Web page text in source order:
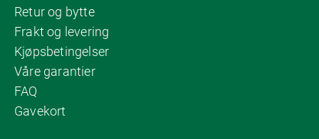
Retur og bytte
Frakt og levering
Kjøpsbetingelser
Våre garantier
FAQ
Gavekort